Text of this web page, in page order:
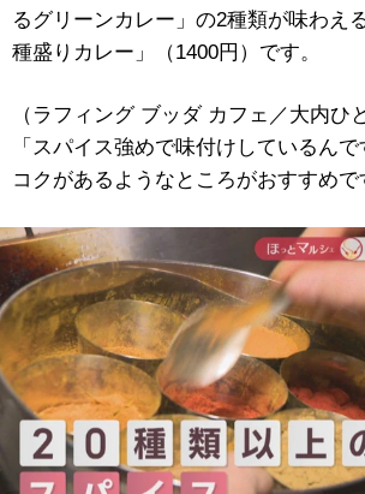
るグリーンカレー」の2種類が味わえ
種盛りカレー」（1400円）です。
（ラフィング ブッダ カフェ／大内ひ
「スパイス強めで味付けしているん
コクがあるようなところがおすすめで